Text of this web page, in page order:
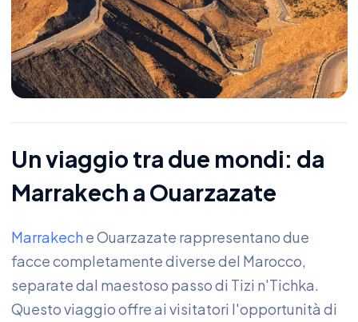
Un viaggio tra due mondi: da
Marrakech a Ouarzazate
Marrakeche Ouarzazate rappresentano due
facce completamente diverse del Marocco,
separate dal maestoso passo di Tizi n'Tichka.
Questo viaggio offre ai visitatori l'opportunità di